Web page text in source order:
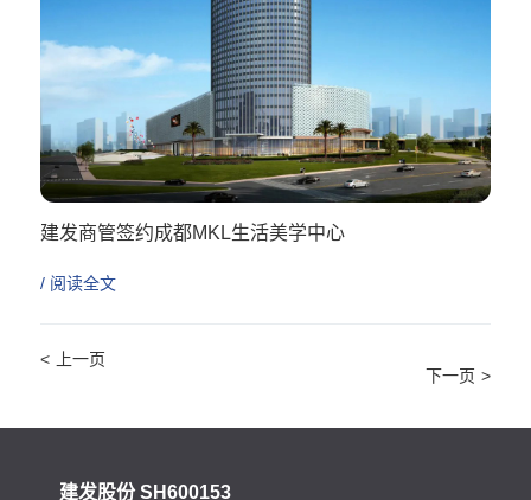
建发商管签约成都MKL生活美学中心
/ 阅读全文
<
>
建发股份 SH600153